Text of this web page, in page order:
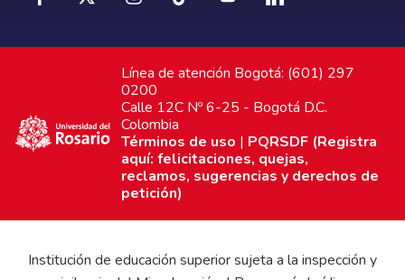
Línea de atención Bogotá: (601) 297
0200
Calle 12C Nº 6-25 - Bogotá D.C.
Colombia
Términos de uso | PQRSDF (Registra
aquí: felicitaciones, quejas,
reclamos, sugerencias y derechos de
petición)
Institución de educación superior sujeta a la inspección y